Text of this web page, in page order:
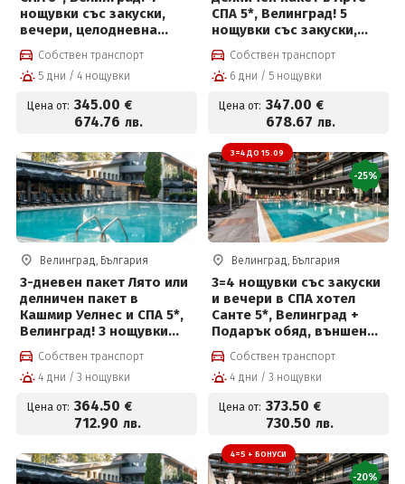
нощувки със закуски,
вечери, целодневна
детска анимация,
вътрешен и външен
басейн с минерална вода
и СПА пакет и Безплатно
за деца до 12 г
Собствен транспорт
5 дни / 4 нощувки
Цена от: 345.00 €
674.76 лв.
СПА 5*, Велинград! 5
нощувки със закуски,
вечери, масаж,
вътрешен и външен
басейн с минерална вода
и СПА пакет и Безплатно
за деца до 12 г
Собствен транспорт
6 дни / 5 нощувки
Цена от: 347.00 €
678.67 лв.
Велинград, България
3-дневен пакет Лято или
делничен пакет в
Кашмир Уелнес и СПА 5*,
Велинград! 3 нощувки
със закуски, вечери и
ползване на СПА
Собствен транспорт
4 дни / 3 нощувки
Цена от: 364.50 €
712.90 лв.
3=4 ДО 15.09
-25%
Велинград, България
3=4 нощувки със закуски
и вечери в СПА хотел
Санте 5*, Велинград +
Подарък обяд, външен
басейн, детска анимация
и СПА център на цени от
373.50 € на човек
Собствен транспорт
4 дни / 3 нощувки
Цена от: 373.50 €
730.50 лв.
4=5 + БОНУСИ
-20%